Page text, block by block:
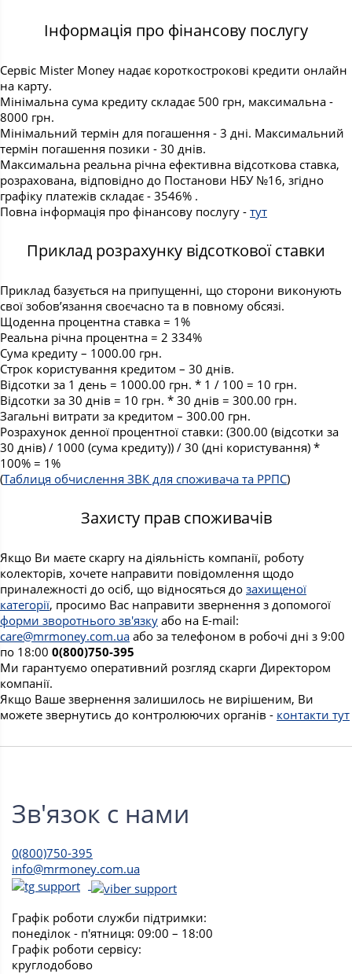
Інформація про фінансову послугу
Сервіс Mister Money надає короткострокові кредити онлайн
на карту.
Мінімальна сума кредиту складає 500 грн, максимальна -
8000 грн.
Мінімальний термін для погашення - 3 дні. Максимальний
термін погашення позики - 30 днів.
Максимальна реальна річна ефективна відсоткова ставка,
розрахована, відповідно до Постанови НБУ №16, згідно
графіку платежів складає - 3546% .
Повна інформація про фінансову послугу - тут
Приклад розрахунку відсоткової ставки
Приклад базується на припущенні, що сторони виконують
свої зобов’язання своєчасно та в повному обсязі.
Щоденна процентна ставка = 1%
Реальна річна процентна = 2 334%
Сума кредиту – 1000.00 грн.
Строк користування кредитом – 30 днів.
Відсотки за 1 день = 1000.00 грн. * 1 / 100 = 10 грн.
Відсотки за 30 днів = 10 грн. * 30 днів = 300.00 грн.
Загальні витрати за кредитом – 300.00 грн.
Розрахунок денної процентної ставки: (300.00 (відсотки за
30 днів) / 1000 (сума кредиту)) / 30 (дні користування) *
100% = 1%
(Таблиця обчислення ЗВК для споживача та РРПС)
Захисту прав споживачів
Якщо Ви маєте скаргу на діяльність компанії, роботу
колекторів, хочете направити повідомлення щодо
приналежності до осіб, що відносяться до захищеної
категорії, просимо Вас направити звернення з допомогої
форми зворотнього зв'язку або на E-mail:
care@mrmoney.com.ua або за телефоном в робочі дні з 9:00
по 18:00 0(800)750-395
Ми гарантуємо оперативний розгляд скарги Директором
компанії.
Якщо Ваше звернення залишилось не вирішеним, Ви
можете звернутись до контролюючих органів - контакти тут
Зв'язок с нами
0(800)750-395
info@mrmoney.com.ua
Графік роботи служби підтримки:
понеділок - п'ятниця: 09:00 – 18:00
Графік роботи сервісу:
круглодобово